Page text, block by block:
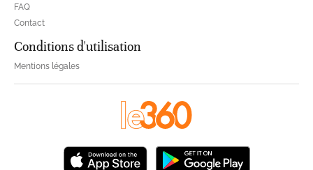
FAQ
Contact
Conditions d'utilisation
Mentions légales